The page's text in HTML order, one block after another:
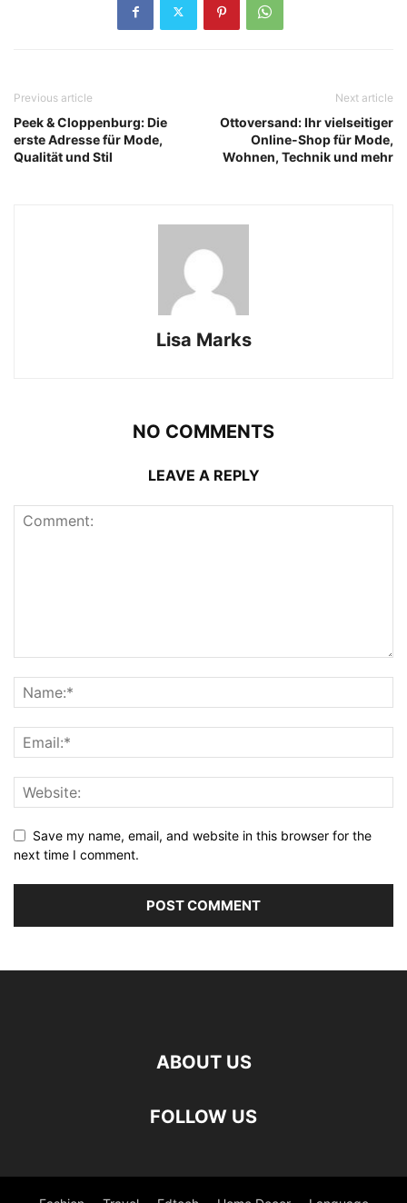
Previous article
Peek & Cloppenburg: Die
erste Adresse für Mode,
Qualität und Stil
Next article
Ottoversand: Ihr vielseitiger
Online-Shop für Mode,
Wohnen, Technik und mehr
Lisa Marks
NO COMMENTS
LEAVE A REPLY
Save my name, email, and website in this browser for the
next time I comment.
ABOUT US
FOLLOW US